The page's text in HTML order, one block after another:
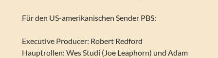
Für den US-amerikanischen Sender PBS:
Executive Producer: Robert Redford
Hauptrollen: Wes Studi (Joe Leaphorn) und Adam